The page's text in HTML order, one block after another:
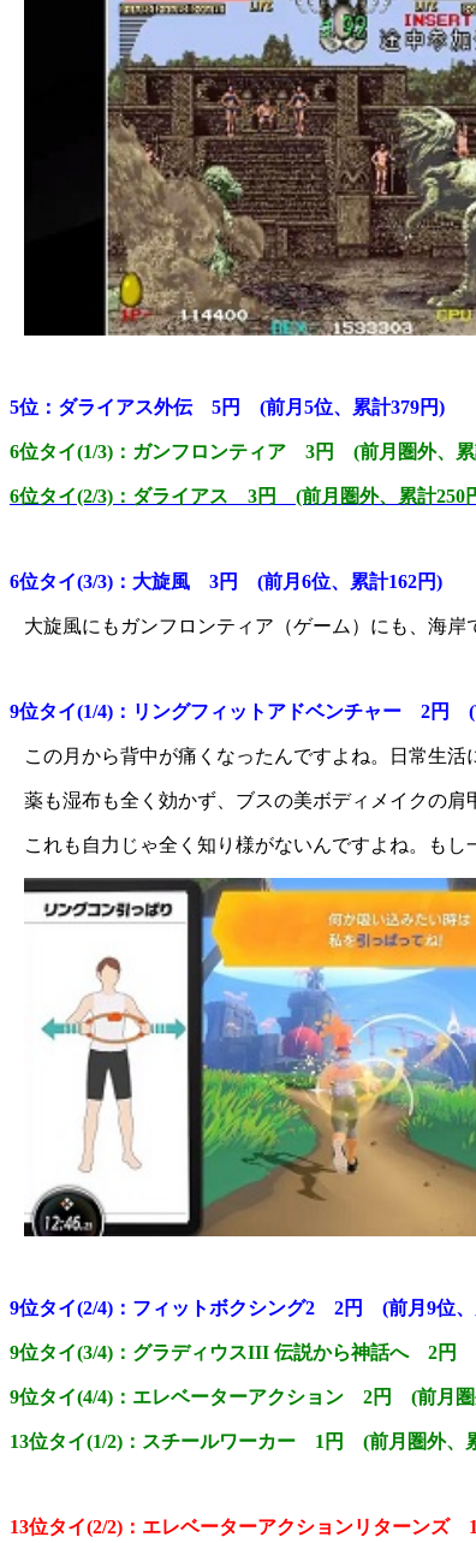
5位：ダライアス外伝 5円 (前月5位、累計379円)
6位タイ(1/3)：ガンフロンティア 3円 (前月圏外、累
6位タイ(2/3)：ダライアス 3円 (前月圏外、累計250
6位タイ(3/3)：大旋風 3円 (前月6位、累計162円)
大旋風にもガンフロンティア（ゲーム）にも、海
9位タイ(1/4)：リングフィットアドベンチャー 2円 (
この月から背中が痛くなったんですよね。日常生
薬も湿布も全く効かず、ブスの美ボディメイクの肩
これも自力じゃ全く知り様がないんですよね。も
9位タイ(2/4)：フィットボクシング2 2円 (前月9位、
9位タイ(3/4)：グラディウスIII 伝説から神話へ 2円
9位タイ(4/4)：エレベーターアクション 2円 (前月圏
13位タイ(1/2)：スチールワーカー 1円 (前月圏外、
13位タイ(2/2)：エレベーターアクションリターン